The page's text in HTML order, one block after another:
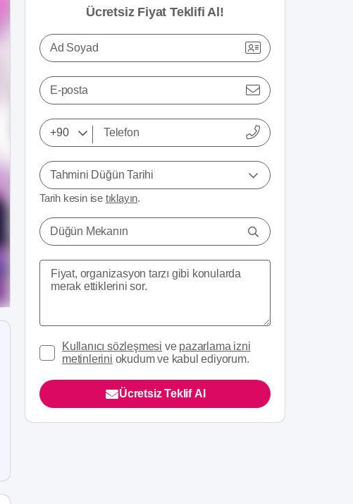
Ücretsiz Fiyat Teklifi Al!
Ad Soyad
E-posta
Tahmini Düğün Tarihi
Tarih kesin ise tıklayın.
Düğün Mekanın
Kullanıcı sözleşmesi ve pazarlama izni
metinlerini okudum ve kabul ediyorum.
Ücretsiz Teklif Al